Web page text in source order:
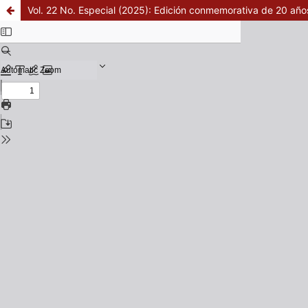
Vol. 22 No. Especial (2025): Edición conmemorativa de 20